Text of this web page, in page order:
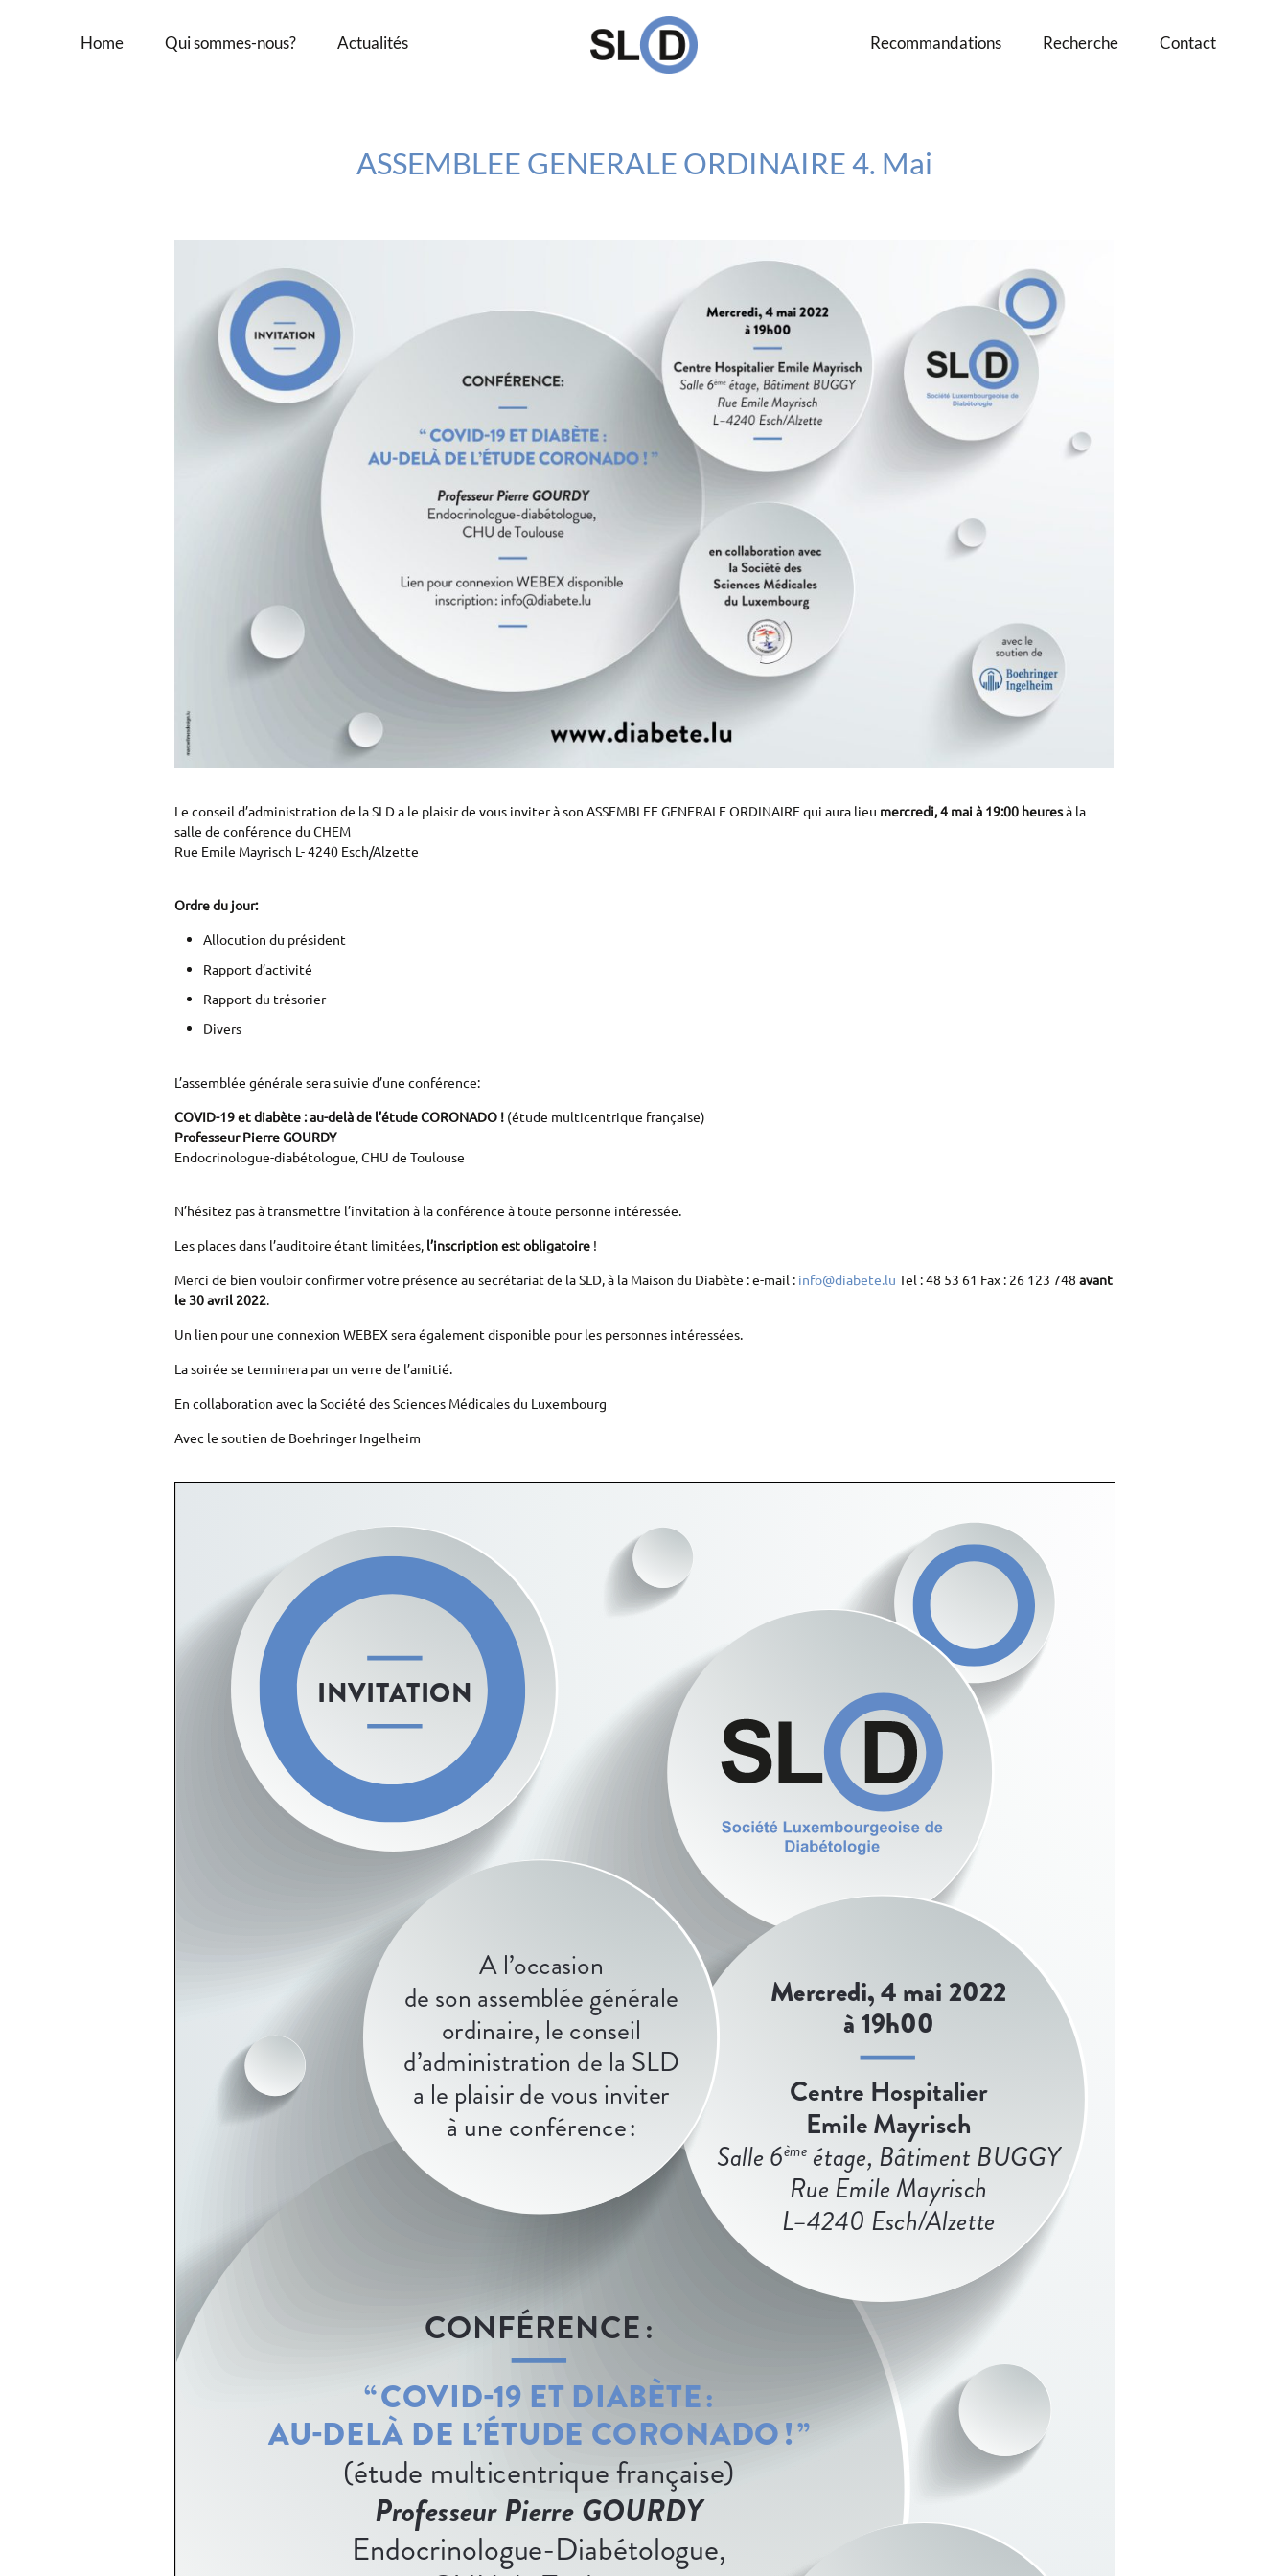
Home Qui sommes-nous? Actualités Recommandations Recherche Contact
ASSEMBLEE GENERALE ORDINAIRE 4. Mai
Le conseil d’administration de la SLD a le plaisir de vous inviter à son ASSEMBLEE GENERALE ORDINAIRE qui aura lieu mercredi, 4 mai à 19:00 heuresà la
salle de conférence du CHEM
Rue Emile Mayrisch L- 4240 Esch/Alzette
Ordre du jour:
Allocution du président
Rapport d’activité
Rapport du trésorier
Divers
L’assemblée générale sera suivie d’une conférence:
COVID-19 et diabète : au-delà de l’étude CORONADO ! (étude multicentrique française)
Professeur Pierre GOURDY
Endocrinologue-diabétologue, CHU de Toulouse
N’hésitez pas à transmettre l’invitation à la conférence à toute personne intéressée.
Les places dans l’auditoire étant limitées, l’inscription est obligatoire !
Merci de bien vouloir confirmer votre présence au secrétariat de la SLD, à la Maison du Diabète : e-mail : info@diabete.lu Tel : 48 53 61 Fax : 26 123 748 avant
le 30 avril 2022.
Un lien pour une connexion WEBEX sera également disponible pour les personnes intéressées.
La soirée se terminera par un verre de l’amitié.
En collaboration avec la Société des Sciences Médicales du Luxembourg
Avec le soutien de Boehringer Ingelheim